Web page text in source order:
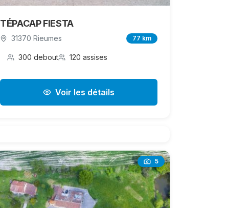
TÉPACAP FIESTA
31370 Rieumes 77 km
300 debout 120 assises
Voir les détails
5